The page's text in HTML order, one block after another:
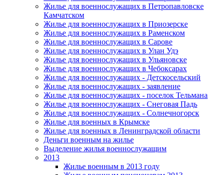
Жилье для военнослужащих в Петропавловске
Камчатском
Жилье для военнослужащих в Приозерске
Жилье для военнослужащих в Раменском
Жилье для военнослужащих в Сарове
Жилье для военнослужащих в Улан Удэ
Жилье для военнослужащих в Ульяновске
Жилье для военнослужащих в Чебоксарах
Жилье для военнослужащих - Детскосельский
Жилье для военнослужащих - заявление
Жилье для военнослужащих - поселок Тельмана
Жилье для военнослужащих - Снеговая Падь
Жилье для военнослужащих - Солнечногорск
Жилье для военных в Крымске
Жилье для военных в Ленинградской области
Деньги военным на жилье
Выделение жилья военнослужащим
2013
Жилье военным в 2013 году